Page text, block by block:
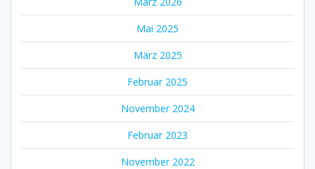
Mai 2025
März 2025
Februar 2025
November 2024
Februar 2023
November 2022